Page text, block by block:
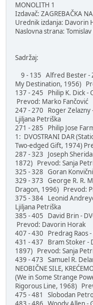
MONOLITH 1
Izdavač: ZAGREBAČKA
Urednik izdanja: Davorin
Naslovna strana:
Sadržaj:
9 - 135 Alfred Bester -
My Destination, 1956)
137 - 245 Philip K. Dick -
Prevod: Marko Fančović
247 - 270 Roger Zelazny
Ljiljana Petriška
271 - 285 Philip Jose
1: DVOSTRANI DAR
Two-edged Gift, 1974)
287 - 323 Joseph
1872) Prevod: Sanja
325 - 328 Goran Konvični
329 - 373 George R. R.
Dragon, 1996) Prevod:
375 - 384 Leonid
Ljiljana Petriška
385 - 405 David Brin -
Prevod: Davorin Horak
407 - 430 Predrag Raos -
431 - 437 Bram Stoker -
1897) Prevod: Sanja
439 - 473 Samuel R.
NEOBIČNE SILE,
(We in Some
Rigorous Line, 1968)
475 - 481 Slobodan